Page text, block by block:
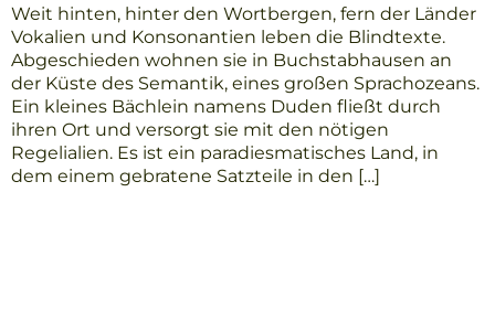
Weit hinten, hinter den Wortbergen, fern der Länder
Vokalien und Konsonantien leben die Blindtexte.
Abgeschieden wohnen sie in Buchstabhausen an
der Küste des Semantik, eines großen Sprachozeans.
Ein kleines Bächlein namens Duden fließt durch
ihren Ort und versorgt sie mit den nötigen
Regelialien. Es ist ein paradiesmatisches Land, in
dem einem gebratene Satzteile in den […]